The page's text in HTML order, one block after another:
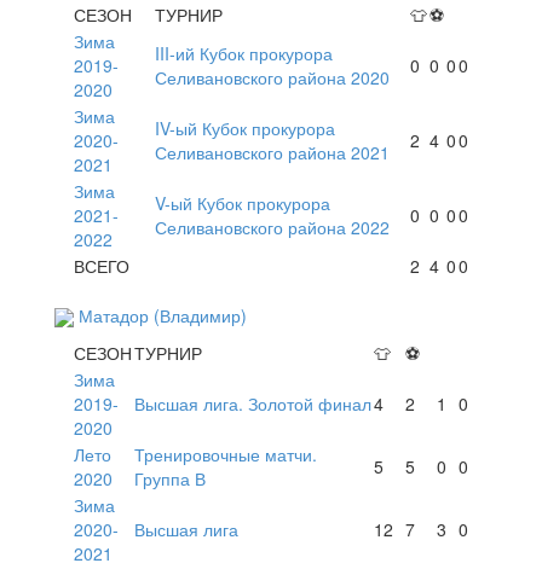
СЕЗОН
ТУРНИР 👕⚽
Зима
2019-
2020
III-ий Кубок прокурора
Селивановского района 2020
0 0 00
Зима
2020-
2021
IV-ый Кубок прокурора
Селивановского района 2021
2 4 00
Зима
2021-
2022
V-ый Кубок прокурора
Селивановского района 2022
0 0 00
ВСЕГО 2 4 00
Матадор (Владимир)
СЕЗОНТУРНИР 👕 ⚽
Зима
2019-
2020
Высшая лига. Золотой финал4 2 1 0
Лето
2020
Тренировочные матчи.
Группа В
5 5 0 0
Зима
2020-
2021
Высшая лига 12 7 3 0